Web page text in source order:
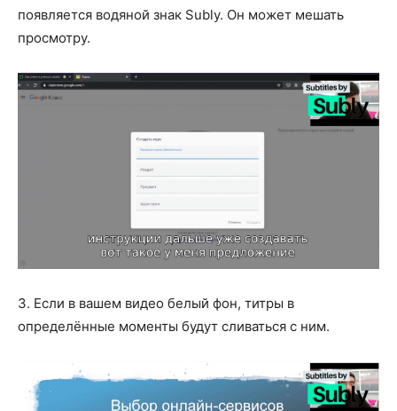
появляется водяной знак Subly. Он может мешать
просмотру.
3. Если в вашем видео белый фон, титры в
определённые моменты будут сливаться с ним.